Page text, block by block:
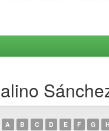
A B C D E F G H